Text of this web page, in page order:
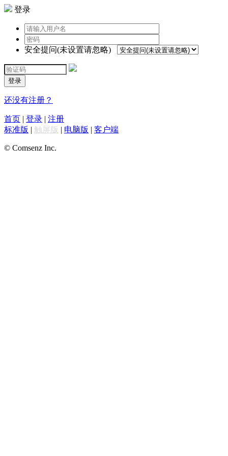
登录
安全提问(未设置请忽略)
登录
还没有注册？
首页 | 登录 | 注册
标准版 | 触屏版 | 电脑版 | 客户端
© Comsenz Inc.